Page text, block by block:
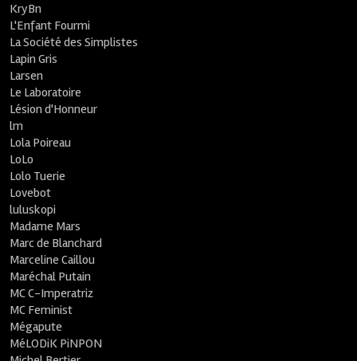
KryBn
L'Enfant Fourmi
La Société des Simplistes
Lapin Gris
Larsen
Le Laboratoire
Lésion d'Honneur
lm
Lola Poireau
LoLo
Lolo Tuerie
Lovebot
luluskopi
Madame Mars
Marc de Blanchard
Marceline Caillou
Maréchal Putain
MC C-Imperatriz
MC Feminist
Mégapute
MéLODiK PiNPON